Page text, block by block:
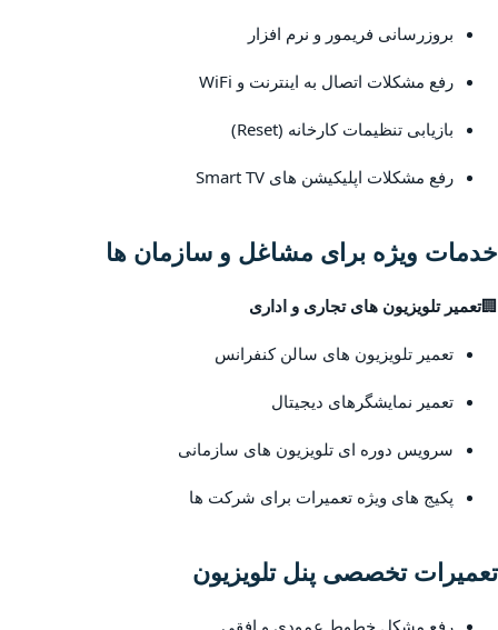
بروزرسانی فریمور و نرم افزار
رفع مشکلات اتصال به اینترنت و WiFi
بازیابی تنظیمات کارخانه (Reset)
رفع مشکلات اپلیکیشن های Smart TV
خدمات ویژه برای مشاغل و سازمان ها
🏢تعمیر تلویزیون های تجاری و اداری
تعمیر تلویزیون های سالن کنفرانس
تعمیر نمایشگرهای دیجیتال
سرویس دوره ای تلویزیون های سازمانی
پکیج های ویژه تعمیرات برای شرکت ها
تعمیرات تخصصی پنل تلویزیون
رفع مشکل خطوط عمودی و افقی